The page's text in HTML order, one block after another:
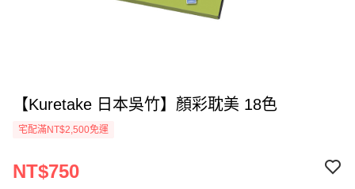
【Kuretake 日本吳竹】顏彩耽美 18色
宅配滿NT$2,500免運
NT$750